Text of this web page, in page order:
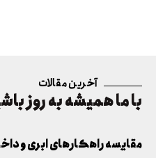
آخرین مقالات
با ما همیشه به روز
مقایسه راهکارهای ابری و